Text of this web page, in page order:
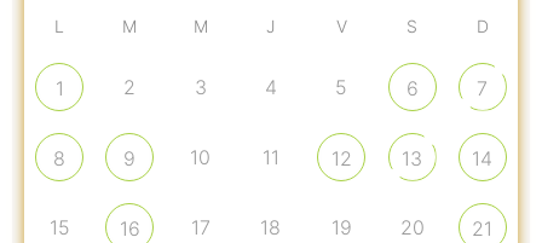
L M M J V S D
1 2 3 4 5 6 7
8 9 10 11 12 13 14
15 16 17 18 19 20 21